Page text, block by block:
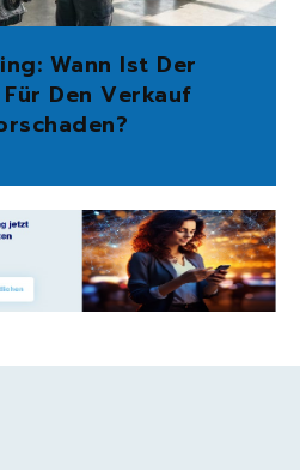
Wann Ist Der
Den Verkauf